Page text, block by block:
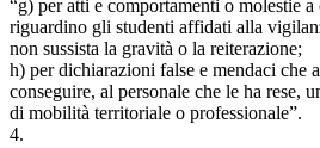
“g) per atti e comportamenti o molestie a
riguardino gli studenti affidati alla
non sussista la gravità o la reiterazione;
h) per dichiarazioni false e mendaci che
conseguire, al personale che le ha rese,
di mobilità territoriale o professionale”.
4.